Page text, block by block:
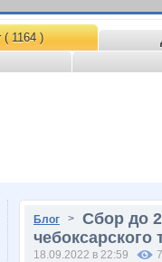
( 1164 )
Блог > Сбор до
18.09.2022 в 22:59